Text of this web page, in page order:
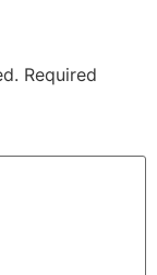
Required